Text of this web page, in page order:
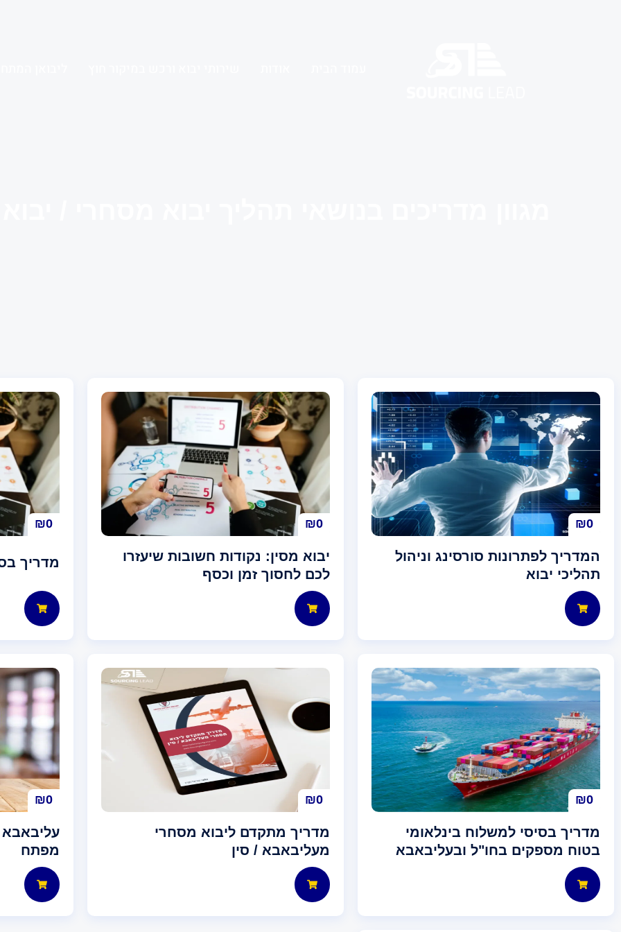
₪0
המדריך לפתרונות סורסינג וניהול
תהליכי יבוא
₪0
יבוא מסין: נקודות חשובות שיעזרו
לכם לחסוך זמן וכסף
₪0
מדריך
₪0
מדריך בסיסי למשלוח בינלאומי
בטוח מספקים בחו"ל ובעליבאבא
₪0
מדריך מתקדם ליבוא מסחרי
מעליבאבא / סין
₪0
עליבאבא
מפתח